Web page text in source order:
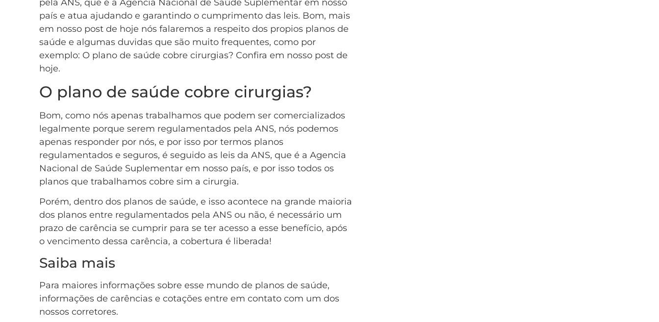
pela ANS, que é a Agencia Nacional de Saúde Suplementar em nosso
país e atua ajudando e garantindo o cumprimento das leis. Bom, mais
em nosso post de hoje nós falaremos a respeito dos propios planos de
saúde e algumas duvidas que são muito frequentes, como por
exemplo: O plano de saúde cobre cirurgias? Confira em nosso post de
hoje.
O plano de saúde cobre cirurgias?
Bom, como nós apenas trabalhamos que podem ser comercializados
legalmente porque serem regulamentados pela ANS, nós podemos
apenas responder por nós, e por isso por termos planos
regulamentados e seguros, é seguido as leis da ANS, que é a Agencia
Nacional de Saúde Suplementar em nosso país, e por isso todos os
planos que trabalhamos cobre sim a cirurgia.
Porém, dentro dos planos de saúde, e isso acontece na grande maioria
dos planos entre regulamentados pela ANS ou não, é necessário um
prazo de carência se cumprir para se ter acesso a esse benefício, após
o vencimento dessa carência, a cobertura é liberada!
Saiba mais
Para maiores informações sobre esse mundo de planos de saúde,
informações de carências e cotações entre em contato com um dos
nossos corretores.